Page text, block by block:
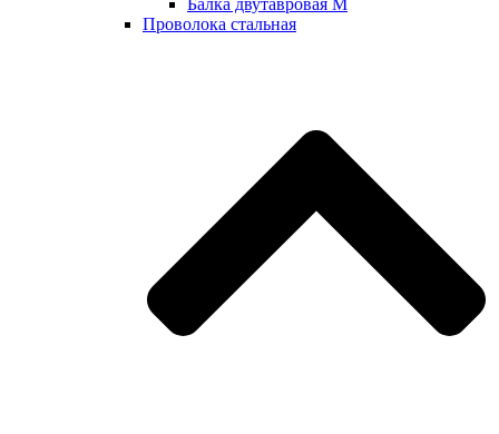
Балка двутавровая М
Проволока стальная